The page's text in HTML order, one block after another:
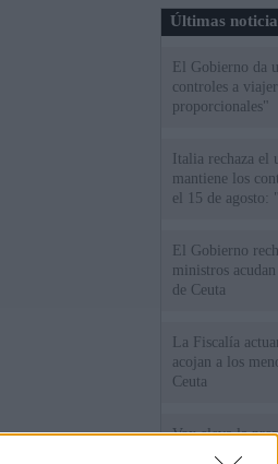
Últimas
El Gobierno da
controles a
proporcionales"
Italia rechaza
mantiene los
el 15 de agosto:
El Gobierno
ministros
de Ceuta
La Fiscalía
acojan a los
Ceuta
Vox eleva la
los menores de